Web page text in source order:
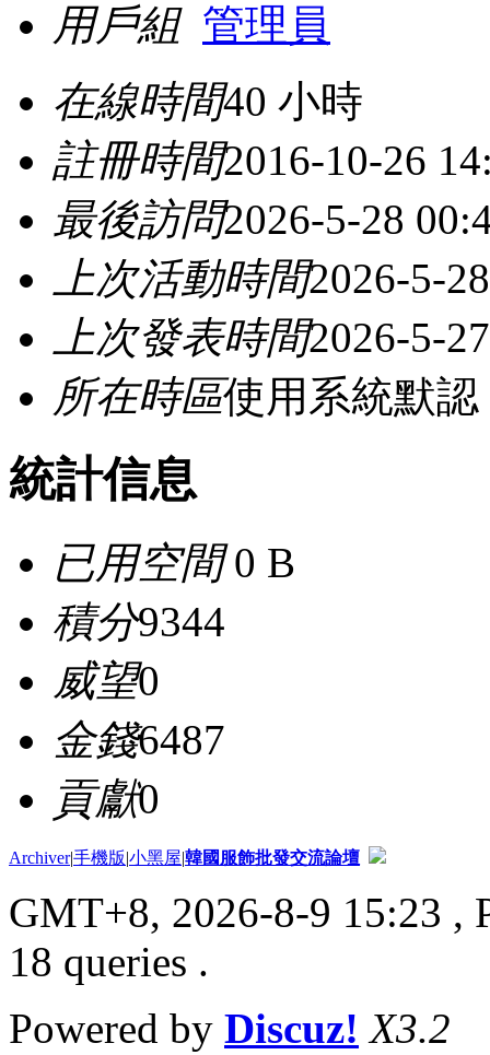
用戶組 管理員
在線時間40 小時
註冊時間2016-10-26
最後訪問2026-5-28
上次活動時間2026-5-
上次發表時間2026-5-
所在時區使用系統默認
統計信息
已用空間0 B
積分9344
威望0
金錢6487
貢獻0
Archiver|手機版|小黑屋|韓國服飾批發交流論壇
GMT+8, 2026-8-9 15:23 ,
18 queries .
Powered by Discuz! X3.2